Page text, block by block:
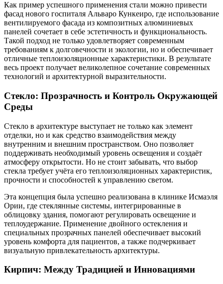
Как пример успешного применения стали можно привести
фасад нового госпиталя Альваро Кункеиро, где использование
вентилируемого фасада из композитных алюминиевых
панелей сочетает в себе эстетичность и функциональность.
Такой подход не только удовлетворяет современным
требованиям к долговечности и экологии, но и обеспечивает
отличные теплоизоляционные характеристики. В результате
весь проект получает великолепное сочетание современных
технологий и архитектурной выразительности.
Стекло: Прозрачность и Контроль Окружающей
Среды
Стекло в архитектуре выступает не только как элемент
отделки, но и как средство взаимодействия между
внутренним и внешним пространством. Оно позволяет
поддерживать необходимый уровень освещения и создаёт
атмосферу открытости. Но не стоит забывать, что выбор
стекла требует учёта его теплоизоляционных характеристик,
прочности и способностей к управлению светом.
Эта концепция была успешно реализована в клинике Исмаэля
Ории, где стеклянные системы, интегрированные в
облицовку здания, помогают регулировать освещение и
теплоудержание. Применение двойного остекления и
специальных прозрачных панелей обеспечивает высокий
уровень комфорта для пациентов, а также подчеркивает
визуальную привлекательность архитектуры.
Кирпич: Между Традицией и Инновациями